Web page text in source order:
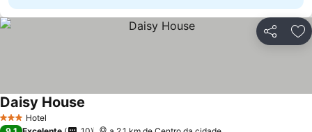
Partilhar
3 EstrelasHotel
Daisy House